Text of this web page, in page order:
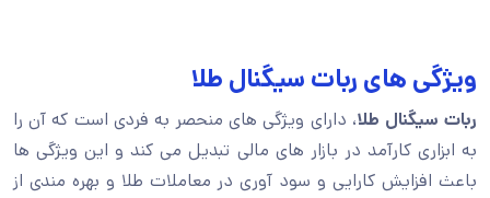
ویژگی های ربات سیگنال طلا
ربات سیگنال طلا، دارای ویژگی های منحصر به فردی است که آن را
به ابزاری کارآمد در بازار های مالی تبدیل می کند و این ویژگی ها
باعث افزایش کارایی و سود آوری در معاملات طلا و بهره مندی از